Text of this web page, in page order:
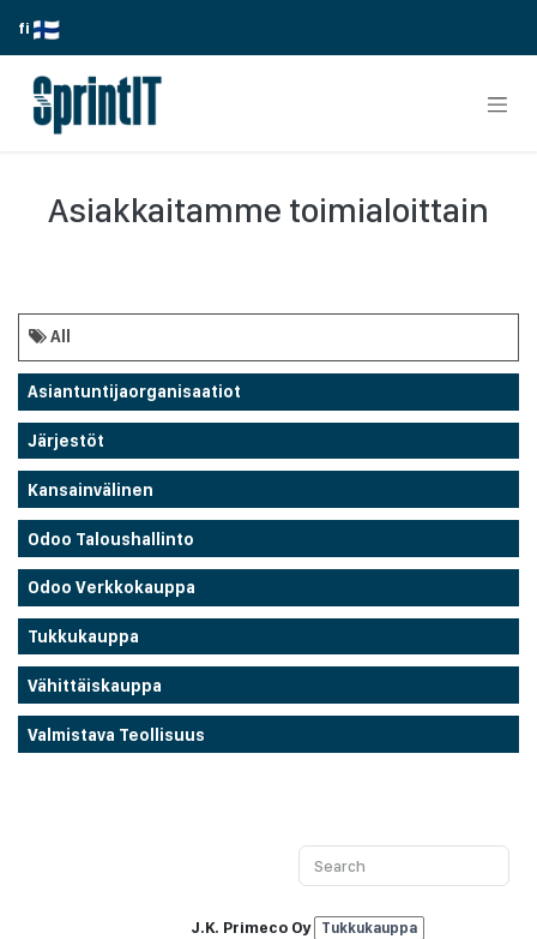
fi
Asiakkaitamme toimialoittain
All
Asiantuntijaorganisaatiot
Järjestöt
Kansainvälinen
Odoo Taloushallinto
Odoo Verkkokauppa
Tukkukauppa
Vähittäiskauppa
Valmistava Teollisuus
J.K. Primeco Oy
Tukkukauppa